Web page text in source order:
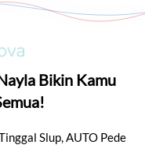
Bikin Kamu
Slup, AUTO Pede